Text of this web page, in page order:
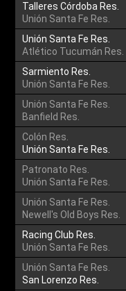
Talleres Córdoba Res.
Unión Santa Fe Res.
Unión Santa Fe Res.
Atlético Tucumán Res.
Sarmiento Res.
Unión Santa Fe Res.
Unión Santa Fe Res.
Banfield Res.
Colón Res.
Unión Santa Fe Res.
Patronato Res.
Unión Santa Fe Res.
Unión Santa Fe Res.
Newell's Old Boys Res.
Racing Club Res.
Unión Santa Fe Res.
Unión Santa Fe Res.
San Lorenzo Res.